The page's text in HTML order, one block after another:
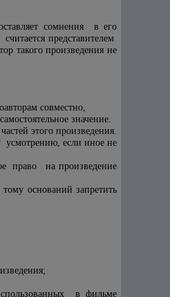
сомнения в его
представителем
такого произведения не
совместно,
значение.
этого произведения.
если иное не
право на произведение
оснований запретить
в фильме